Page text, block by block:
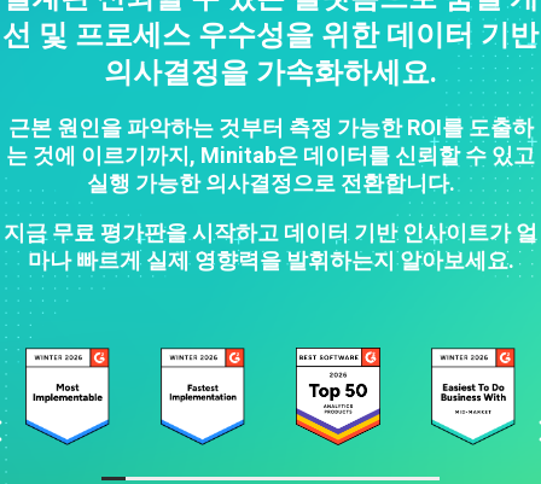
선 및 프로세스 우수성을 위한 데이터 기반
의사결정을 가속화하세요.
근본 원인을 파악하는 것부터 측정 가능한 ROI를 도출하
는 것에 이르기까지, Minitab은 데이터를 신뢰할 수 있고
실행 가능한 의사결정으로 전환합니다.
지금 무료 평가판을 시작하고 데이터 기반 인사이트가 얼
마나 빠르게 실제 영향력을 발휘하는지 알아보세요.